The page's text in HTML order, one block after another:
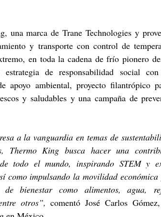
una marca de Trane Technologies y
y transporte con control de
en toda la cadena de frío pionero
estrategia de responsabilidad social
apoyo ambiental, proyecto filantrópico
y saludables y una campaña de
a la vanguardia en temas de
Thermo King busca hacer una
todo el mundo, inspirando STEM y
como impulsando la movilidad
de bienestar como alimentos, agua,
otros”, comentó José Carlos